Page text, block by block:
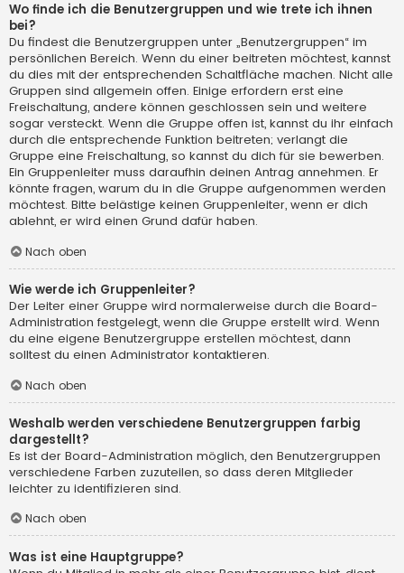
Wo finde ich die Benutzergruppen und wie trete ich ihnen
bei?
Du findest die Benutzergruppen unter „Benutzergruppen“ im
persönlichen Bereich. Wenn du einer beitreten möchtest, kannst
du dies mit der entsprechenden Schaltfläche machen. Nicht alle
Gruppen sind allgemein offen. Einige erfordern erst eine
Freischaltung, andere können geschlossen sein und weitere
sogar versteckt. Wenn die Gruppe offen ist, kannst du ihr einfach
durch die entsprechende Funktion beitreten; verlangt die
Gruppe eine Freischaltung, so kannst du dich für sie bewerben.
Ein Gruppenleiter muss daraufhin deinen Antrag annehmen. Er
könnte fragen, warum du in die Gruppe aufgenommen werden
möchtest. Bitte belästige keinen Gruppenleiter, wenn er dich
ablehnt, er wird einen Grund dafür haben.
Nach oben
Wie werde ich Gruppenleiter?
Der Leiter einer Gruppe wird normalerweise durch die Board-
Administration festgelegt, wenn die Gruppe erstellt wird. Wenn
du eine eigene Benutzergruppe erstellen möchtest, dann
solltest du einen Administrator kontaktieren.
Nach oben
Weshalb werden verschiedene Benutzergruppen farbig
dargestellt?
Es ist der Board-Administration möglich, den Benutzergruppen
verschiedene Farben zuzuteilen, so dass deren Mitglieder
leichter zu identifizieren sind.
Nach oben
Was ist eine Hauptgruppe?